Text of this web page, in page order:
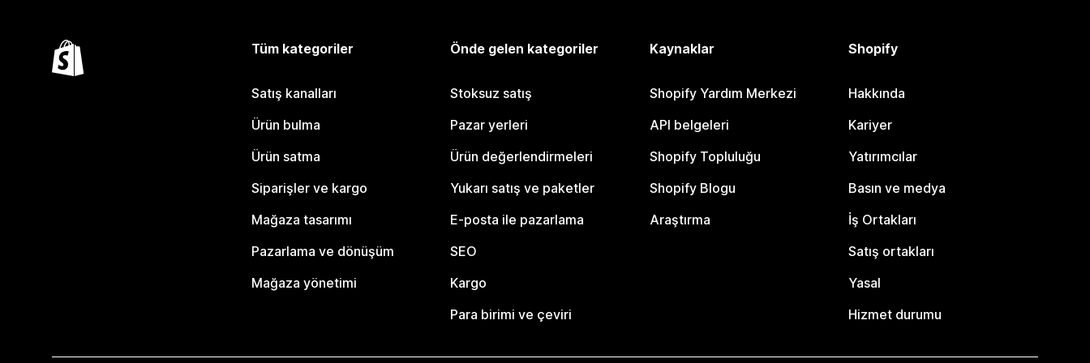
Tüm kategoriler
Satış kanalları
Ürün bulma
Ürün satma
Siparişler ve kargo
Mağaza tasarımı
Pazarlama ve dönüşüm
Mağaza yönetimi
Önde gelen kategoriler
Stoksuz satış
Pazar yerleri
Ürün değerlendirmeleri
Yukarı satış ve paketler
E-posta ile pazarlama
SEO
Kargo
Para birimi ve çeviri
Kaynaklar
Shopify Yardım Merkezi
API belgeleri
Shopify Topluluğu
Shopify Blogu
Araştırma
Shopify
Hakkında
Kariyer
Yatırımcılar
Basın ve medya
İş Ortakları
Satış ortakları
Yasal
Hizmet durumu